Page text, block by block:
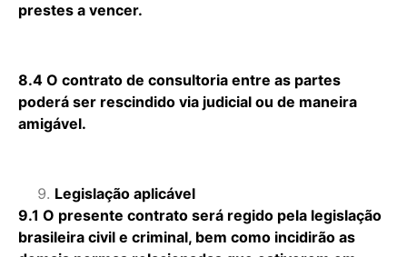
prestes a vencer.
8.4 O contrato de consultoria entre as partes
poderá ser rescindido via judicial ou de maneira
amigável.
Legislação aplicável
9.1 O presente contrato será regido pela legislação
brasileira civil e criminal, bem como incidirão as